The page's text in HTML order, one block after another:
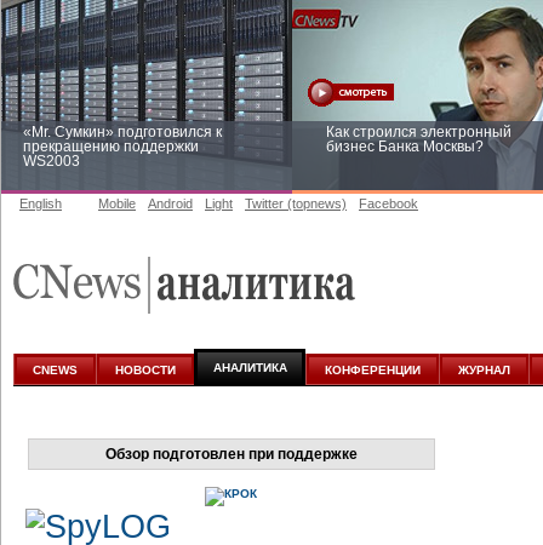
«Mr. Сумкин» подготовился к
прекращению поддержки
WS2003
Как строился электронный
бизнес Банка Москвы?
аналитике
English Mobile Android Light Twitter (topnews) Facebook
CNEWS НОВОСТИ АНАЛИТИКА КОНФЕРЕНЦИИ ЖУРНАЛ
Обзор подготовлен при поддержке